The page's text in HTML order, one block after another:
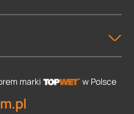
marki w Polsce